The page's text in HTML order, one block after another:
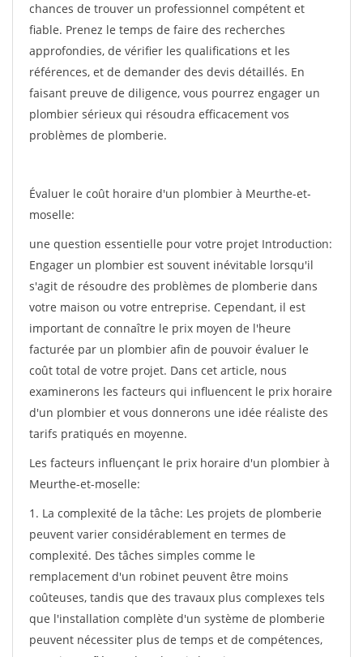
chances de trouver un professionnel compétent et
fiable. Prenez le temps de faire des recherches
approfondies, de vérifier les qualifications et les
références, et de demander des devis détaillés. En
faisant preuve de diligence, vous pourrez engager un
plombier sérieux qui résoudra efficacement vos
problèmes de plomberie.
Évaluer le coût horaire d'un plombier à Meurthe-et-
moselle:
une question essentielle pour votre projet Introduction:
Engager un plombier est souvent inévitable lorsqu'il
s'agit de résoudre des problèmes de plomberie dans
votre maison ou votre entreprise. Cependant, il est
important de connaître le prix moyen de l'heure
facturée par un plombier afin de pouvoir évaluer le
coût total de votre projet. Dans cet article, nous
examinerons les facteurs qui influencent le prix horaire
d'un plombier et vous donnerons une idée réaliste des
tarifs pratiqués en moyenne.
Les facteurs influençant le prix horaire d'un plombier à
Meurthe-et-moselle:
1. La complexité de la tâche: Les projets de plomberie
peuvent varier considérablement en termes de
complexité. Des tâches simples comme le
remplacement d'un robinet peuvent être moins
coûteuses, tandis que des travaux plus complexes tels
que l'installation complète d'un système de plomberie
peuvent nécessiter plus de temps et de compétences,